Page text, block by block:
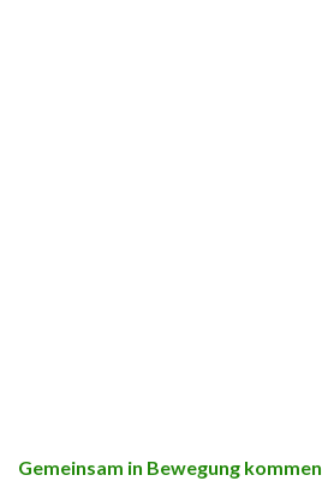
Gemeinsam in Bewegung kommen